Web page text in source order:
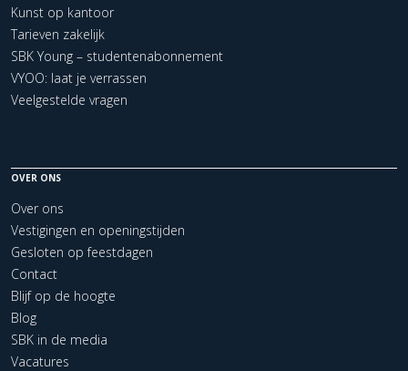
Kerncollectie
2 items. Pagina: 1
Kunst op kantoor
Tarieven zakelijk
SBK Young – studentenabonnement
VYOO: laat je verrassen
Veelgestelde vragen
OVER ONS
Over ons
Vestigingen en openingstijden
Gesloten op feestdagen
Contact
Blijf op de hoogte
Blog
SBK in de media
Vacatures